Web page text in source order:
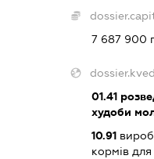
7 687 900
01.41
худоби
10.91
кормів